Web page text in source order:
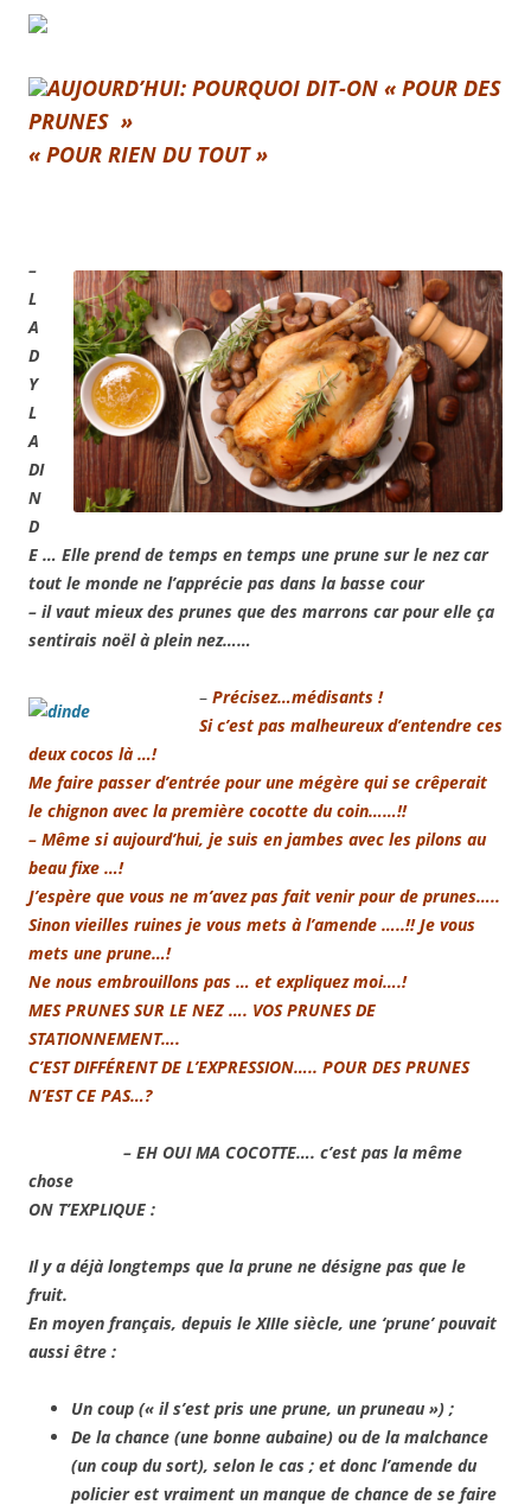
AUJOURD’HUI: POURQUOI DIT-ON « POUR DES
PRUNES »
« POUR RIEN DU TOUT »
–
L
A
D
Y
L
A
DI
N
D
E … Elle prend de temps en temps une prune sur le nez car
tout le monde ne l’apprécie pas dans la basse cour
– il vaut mieux des prunes que des marrons car pour elle ça
sentirais noël à plein nez……
– Précisez…médisants !
Si c’est pas malheureux d’entendre ces
deux cocos là …!
Me faire passer d’entrée pour une mégère qui se crêperait
le chignon avec la première cocotte du coin……!!
– Même si aujourd’hui, je suis en jambes avec les pilons au
beau fixe …!
J’espère que vous ne m’avez pas fait venir pour de prunes…..
Sinon vieilles ruines je vous mets à l’amende …..!! Je vous
mets une prune…!
Ne nous embrouillons pas … et expliquez moi….!
MES PRUNES SUR LE NEZ …. VOS PRUNES DE
STATIONNEMENT….
C’EST DIFFÉRENT DE L’EXPRESSION….. POUR DES PRUNES
N’EST CE PAS…?
– EH OUI MA COCOTTE…. c’est pas la même
chose
ON T’EXPLIQUE :
Il y a déjà longtemps que la prune ne désigne pas que le
fruit.
En moyen français, depuis le XIIIe siècle, une ‘prune’ pouvait
aussi être :
Un coup (« il s’est pris une prune, un pruneau ») ;
De la chance (une bonne aubaine) ou de la malchance
(un coup du sort), selon le cas ; et donc l’amende du
policier est vraiment un manque de chance de se faire